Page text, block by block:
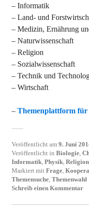
– Informatik
– Land- und
– Medizin, Ernährung
– Naturwissenschaft
– Religion
– Sozialwissenschaft
– Technik und
– Wirtschaft
– Themenplattform für
Veröffentlicht am 9. Juni
Veröffentlicht in Biologie,
Informatik, Physik, Religion
Markiert mit Frage,
Themensuche, Themenwahl
Schreib einen Kommentar